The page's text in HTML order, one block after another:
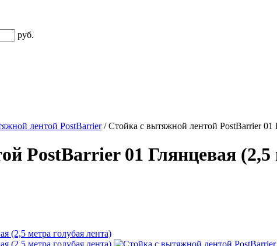
руб.
лентой PostBarrier/Стойка с вытяжной лентой PostBarrier 01
PostBarrier 01 Глянцевая (2,5